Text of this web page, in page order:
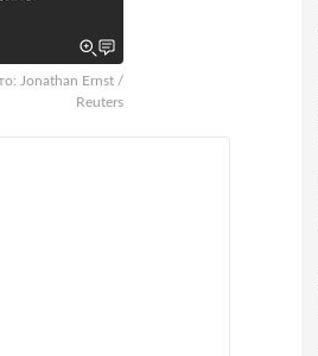
Jonathan Ernst /
Reuters